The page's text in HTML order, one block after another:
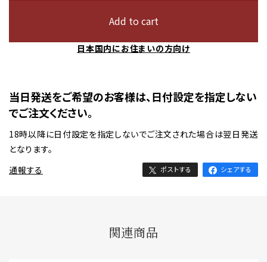
Add to cart
日本国内にお住まいの方向け
当日発送をご希望のお客様は、日付設定を指定しない
でご注文ください。
18時以降に日付設定を指定しないでご注文された場合は翌日発送
となります。
通報する
ポストする シェアする
関連商品